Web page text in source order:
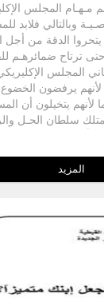
مـهـام المجلس
وبالتالي فلابد
الدقة من أجل
ترتاح ضمائرهـم
المجلس الإكليريكي
يرفضون الخضوع
لأنهم يتخيلون أن
سلطان الحـل
خلالهم للكنيسة كلهـا
والربط يخص فقط
المزيد